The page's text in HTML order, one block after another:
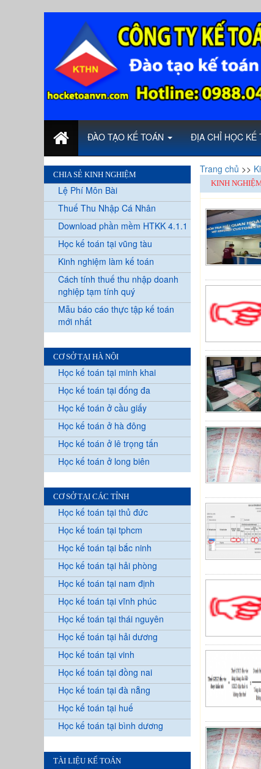
ĐÀO TẠO KẾ TOÁN ĐỊA CHỈ HỌC KẾ
CHIA SẺ KINH NGHIỆM
Lệ Phí Môn Bài
Thuế Thu Nhập Cá Nhân
Download phần mềm HTKK 4.1.1
Học kế toán tại vũng tàu
Kinh nghiệm làm kế toán
Cách tính thuế thu nhập doanh
nghiệp tạm tính quý
Mẫu báo cáo thực tập kế toán
mới nhất
CƠ SỞ TẠI HÀ NỘI
Học kế toán tại minh khai
Học kế toán tại đống đa
Học kế toán ở cầu giấy
Học kế toán ở hà đông
Học kế toán ở lê trọng tấn
Học kế toán ở long biên
CƠ SỞ TẠI CÁC TỈNH
Học kế toán tại thủ đức
Học kế toán tại tphcm
Học kế toán tại bắc ninh
Học kế toán tại hải phòng
Học kế toán tại nam định
Học kế toán tại vĩnh phúc
Học kế toán tại thái nguyên
Học kế toán tại hải dương
Học kế toán tại vinh
Học kế toán tại đồng nai
Học kế toán tại đà nẵng
Học kế toán tại huế
Học kế toán tại bình dương
TÀI LIỆU KẾ TOÁN
Trang chủ >>
KINH